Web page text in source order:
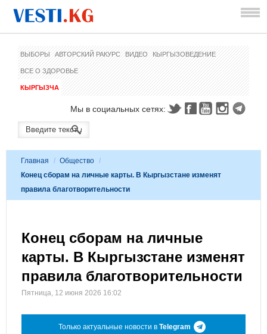
ВЫБОРЫ АВТОРСКИЙ РАКУРС ВИДЕО КЫРГЫЗОВЕДЕНИЕ
ВСЕ О ЗДОРОВЬЕ
КЫРГЫЗЧА
Мы в социальных сетях:
Главная / Общество /
Конец сборам на личные карты. В Кыргызстане изменят
правила благотворительности
Конец сборам на личные
карты. В Кыргызстане изменят
правила благотворительности
Пятница, 12 июня 2026 16:02
Только актуальные новости в Telegram